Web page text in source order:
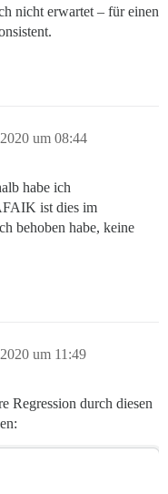
nicht erwartet – für einen
um 08:44
habe ich
ist dies im
behoben habe, keine
um 11:49
Regression durch diesen